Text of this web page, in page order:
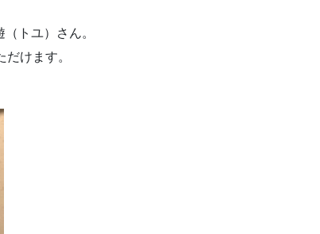
トユ）さん。
けます。